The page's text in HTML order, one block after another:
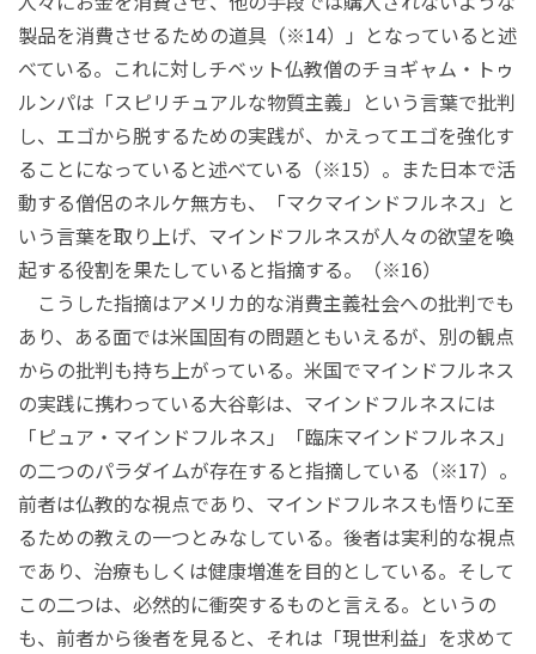
製品を消費させるための道具（※14）」となっていると述
べている。これに対しチベット仏教僧のチョギャム・トゥ
ルンパは「スピリチュアルな物質主義」という言葉で批判
し、エゴから脱するための実践が、かえってエゴを強化す
ることになっていると述べている（※15）。また日本で活
動する僧侶のネルケ無方も、「マクマインドフルネス」と
いう言葉を取り上げ、マインドフルネスが人々の欲望を喚
起する役割を果たしていると指摘する。（※16）
こうした指摘はアメリカ的な消費主義社会への批判でも
あり、ある面では米国固有の問題ともいえるが、別の観点
からの批判も持ち上がっている。米国でマインドフルネス
の実践に携わっている大谷彰は、マインドフルネスには
「ピュア・マインドフルネス」「臨床マインドフルネス」
の二つのパラダイムが存在すると指摘している（※17）。
前者は仏教的な視点であり、マインドフルネスも悟りに至
るための教えの一つとみなしている。後者は実利的な視点
であり、治療もしくは健康増進を目的としている。そして
この二つは、必然的に衝突するものと言える。というの
も、前者から後者を見ると、それは「現世利益」を求めて